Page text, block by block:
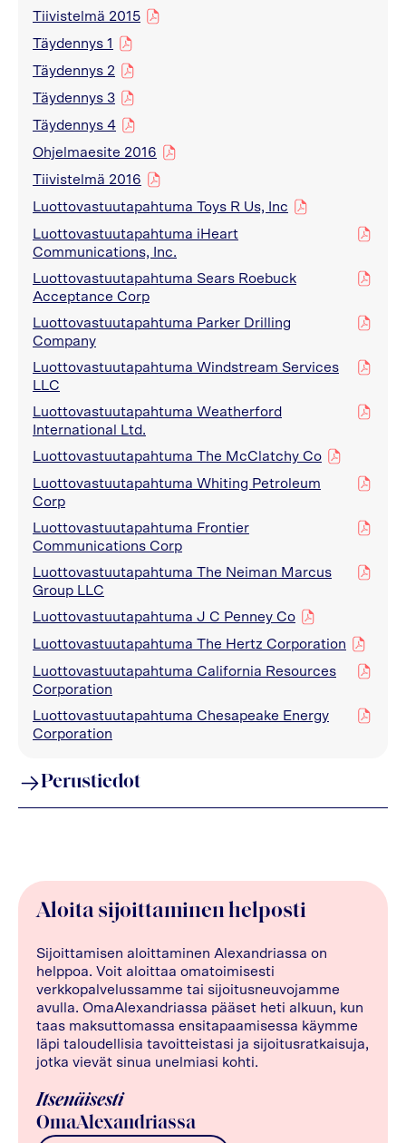
Tiivistelmä 2015
pdf
Täydennys 1
pdf
Täydennys 2
pdf
Täydennys 3
pdf
Täydennys 4
pdf
Ohjelmaesite 2016
pdf
Tiivistelmä 2016
pdf
Luottovastuutapahtuma Toys R Us, Inc
pdf
Luottovastuutapahtuma iHeart
Communications, Inc.
pdf
Luottovastuutapahtuma Sears Roebuck
Acceptance Corp
pdf
Luottovastuutapahtuma Parker Drilling
Company
pdf
Luottovastuutapahtuma Windstream Services
LLC
pdf
Luottovastuutapahtuma Weatherford
International Ltd.
pdf
Luottovastuutapahtuma The McClatchy Co
pdf
Luottovastuutapahtuma Whiting Petroleum
Corp
pdf
Luottovastuutapahtuma Frontier
Communications Corp
pdf
Luottovastuutapahtuma The Neiman Marcus
Group LLC
pdf
Luottovastuutapahtuma J C Penney Co
pdf
Luottovastuutapahtuma The Hertz Corporation
pdf
Luottovastuutapahtuma California Resources
Corporation
pdf
Luottovastuutapahtuma Chesapeake Energy
Corporation
pdf
Perustiedot
Aloita sijoittaminen helposti
Sijoittamisen aloittaminen Alexandriassa on
helppoa. Voit aloittaa omatoimisesti
verkkopalvelussamme tai sijoitusneuvojamme
avulla. OmaAlexandriassa pääset heti alkuun, kun
taas maksuttomassa ensitapaamisessa käymme
läpi taloudellisia tavoitteistasi ja sijoitusratkaisuja,
jotka vievät sinua unelmiasi kohti.
Itsenäisesti
OmaAlexandriassa